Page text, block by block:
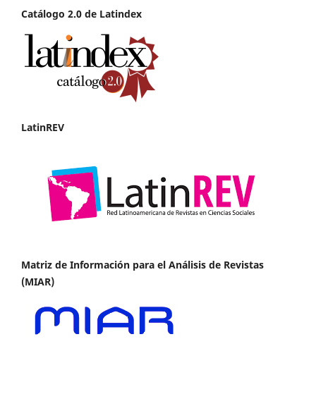
Catálogo 2.0 de Latindex
LatinREV
Matriz de Información para el Análisis de Revistas
(MIAR)